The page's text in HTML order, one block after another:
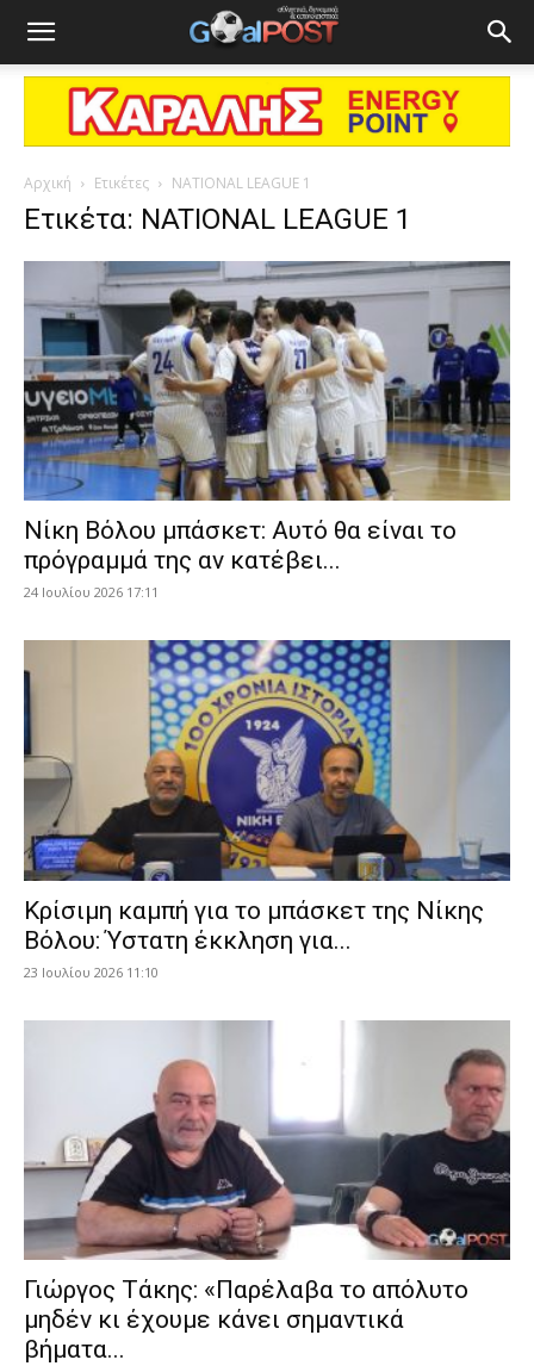
Αρχική Ετικέτες NATIONAL LEAGUE 1
Ετικέτα: NATIONAL LEAGUE 1
Νίκη Βόλου μπάσκετ: Αυτό θα είναι το
πρόγραμμά της αν κατέβει...
24 Ιουλίου 2026 17:11
Κρίσιμη καμπή για το μπάσκετ της Νίκης
Βόλου: Ύστατη έκκληση για...
23 Ιουλίου 2026 11:10
Γιώργος Τάκης: «Παρέλαβα το απόλυτο
μηδέν κι έχουμε κάνει σημαντικά
βήματα...